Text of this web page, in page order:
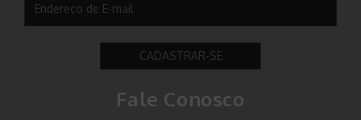
CADASTRAR-SE
Fale Conosco